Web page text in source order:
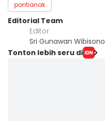
pontianak
Editorial Team
Editor
Sri Gunawan Wibisono
Tonton lebih seru di